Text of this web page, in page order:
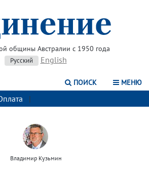
общины Австралии с 1950 года
Русский English
ПОИСК МЕНЮ
|
Владимир Кузьмин